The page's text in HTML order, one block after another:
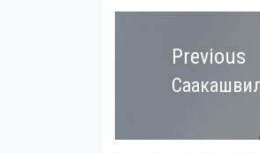
Навигация
записямPrevious
Previous